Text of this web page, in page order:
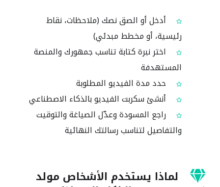
أدخل أو الصق نصك (ملاحظات، نقاط
رئيسية، أو مخطط مبدئي)
اختر نبرة كتابة تناسب جمهورك والمنصة
المستهدفة
حدد مدة الفيديو المطلوبة
أنشئ سكربت الفيديو بالذكاء الاصطناعي
راجع المسودة وعدّل الصياغة والتوقيت
والتفاصيل لتناسب رسالتك النهائية
لماذا يستخدم الأشخاص مولد